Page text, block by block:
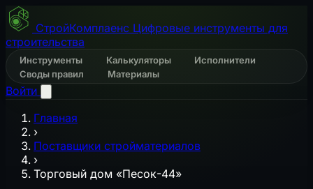
СтройКомплаенс Цифровые инструменты для
строительства
Инструменты Калькуляторы
Исполнители
Своды правил
Материалы
Войти
Главная
›
Поставщики стройматериалов
›
Торговый дом «Песок-44»